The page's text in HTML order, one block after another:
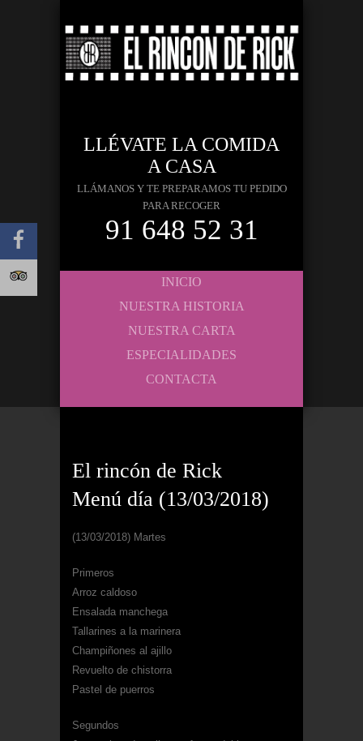
LLÉVATE LA COMIDA
A CASA
LLÁMANOS Y TE PREPARAMOS TU PEDIDO
PARA RECOGER
91 648 52 31
INICIO
NUESTRA HISTORIA
NUESTRA CARTA
ESPECIALIDADES
CONTACTA
El rincón de Rick
Menú día (13/03/2018)
(13/03/2018) Martes
Primeros
Arroz caldoso
Ensalada manchega
Tallarines a la marinera
Champiñones al ajillo
Revuelto de chistorra
Pastel de puerros
Segundos